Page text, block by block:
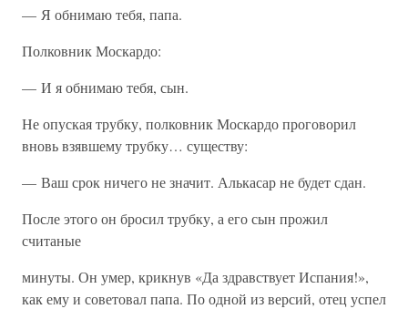
— Я обнимаю тебя, папа.
Полковник Москардо:
— И я обнимаю тебя, сын.
Не опуская трубку, полковник Москардо проговорил
вновь взявшему трубку… существу:
— Ваш срок ничего не значит. Алькасар не будет сдан.
После этого он бросил трубку, а его сын прожил
считаные
минуты. Он умер, крикнув «Да здравствует Испания!»,
как ему и советовал папа. По одной из версий, отец успел